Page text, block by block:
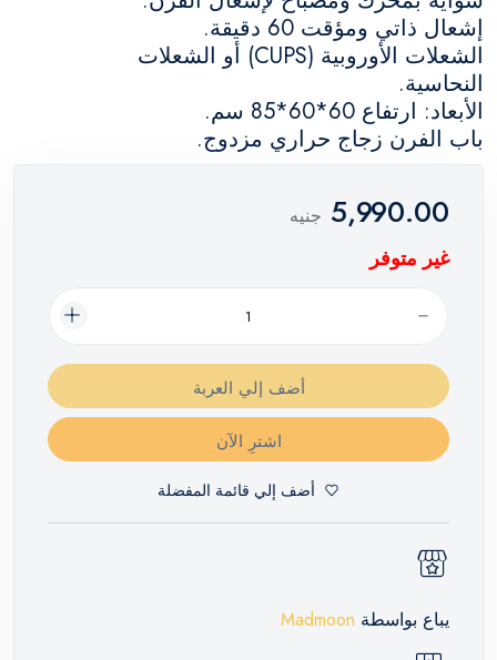
إشعال ذاتي ومؤقت 60 دقيقة.
الشعلات الأوروبية (CUPS) أو الشعلات
النحاسية.
الأبعاد: ارتفاع 60*60*85 سم.
باب الفرن زجاج حراري مزدوج.
5,990.00 جنيه
غير متوفر
أضف إلي العربة
اشترِ الآن
أضف إلي قائمة المفضلة
يباع بواسطة Madmoon